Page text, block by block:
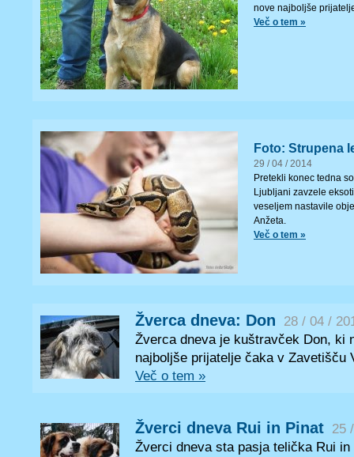
nove najboljše
Več o tem »
Foto: Strupena
29 / 04 / 2014
Pretekli konec tedna
Ljubljani zavzele
veseljem nastavile
Anžeta.
Več o tem »
Žverca dneva: Don
28 / 04 /
Žverca dneva je kuštravček Don, ki
najboljše prijatelje čaka v Zavetišču
Več o tem »
Žverci dneva Rui in Pinat 25
Žverci dneva sta pasja telička Rui